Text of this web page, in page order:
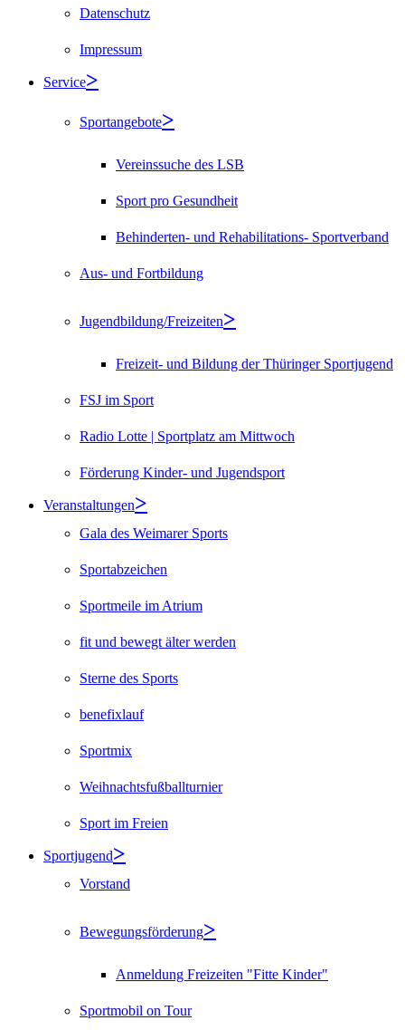
Datenschutz
Impressum
Service
Sportangebote
Vereinssuche des LSB
Sport pro Gesundheit
Behinderten- und Rehabilitations- Sportverband
Aus- und Fortbildung
Jugendbildung/Freizeiten
Freizeit- und Bildung der Thüringer Sportjugend
FSJ im Sport
Radio Lotte | Sportplatz am Mittwoch
Förderung Kinder- und Jugendsport
Veranstaltungen
Gala des Weimarer Sports
Sportabzeichen
Sportmeile im Atrium
fit und bewegt älter werden
Sterne des Sports
benefixlauf
Sportmix
Weihnachtsfußballturnier
Sport im Freien
Sportjugend
Vorstand
Bewegungsförderung
Anmeldung Freizeiten "Fitte Kinder"
Sportmobil on Tour